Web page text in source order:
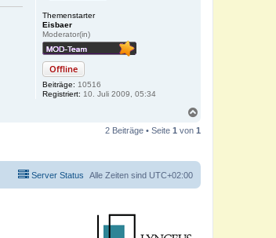
Themenstarter
Eisbaer
Moderator(in)
Offline
Beiträge: 10516
Registriert: 10. Juli 2009, 05:34
c
b
n
2 Beiträge • Seite 1 von 1
Alle Zeiten sind UTC+02:00
Server Status